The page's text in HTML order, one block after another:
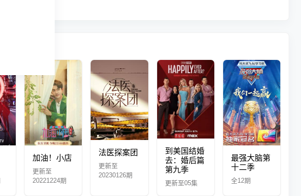
加油！小店
更新至
20221224期
法医探案团
更新至
20230126期
到美国结婚
去：婚后篇
第九季
更新至05集
最强大脑第
十二季
全12期